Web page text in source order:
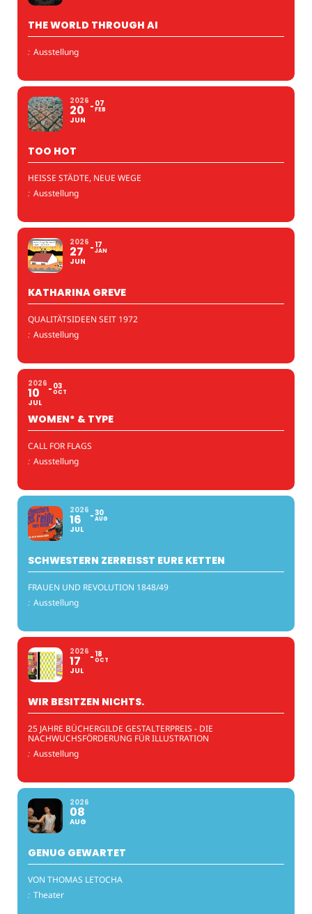
THE WORLD THROUGH AI
: Ausstellung
2026
20
JUN
07
FEB
TOO HOT
HEISSE STÄDTE, NEUE WEGE
: Ausstellung
2026
27
JUN
17
JAN
KATHARINA GREVE
QUALITÄTSIDEEN SEIT 1972
: Ausstellung
2026
10
JUL
03
OCT
WOMEN* & TYPE
CALL FOR FLAGS
: Ausstellung
2026
16
JUL
30
AUG
SCHWESTERN ZERREISST EURE KETTEN
FRAUEN UND REVOLUTION 1848/49
: Ausstellung
2026
17
JUL
18
OCT
WIR BESITZEN NICHTS.
25 JAHRE BÜCHERGILDE GESTALTERPREIS - DIE
NACHWUCHSFÖRDERUNG FÜR ILLUSTRATION
: Ausstellung
2026
08
AUG
GENUG GEWARTET
VON THOMAS LETOCHA
: Theater